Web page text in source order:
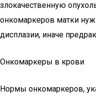
злокачественную
онкомаркеров матки
дисплазии, иначе
Онкомаркеры в крови
Нормы онкомаркеров,